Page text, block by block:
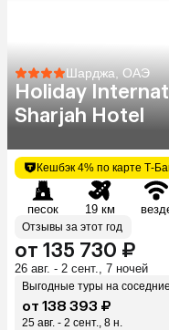
Шарджа, ОАЭ
Holiday
Sharjah Hotel
Кешбэк 4% по карте Т-
песок 19 км
Отзывы за этот год
от 135 730 ₽
26 авг. - 2 сент., 7 ночей
Выгодные туры на
от 138 393 ₽
25 авг. - 2 сент., 8 н.